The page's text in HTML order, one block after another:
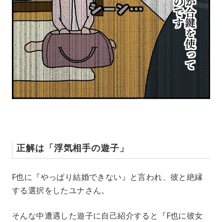
正解は「浮気相手の遊子」
F也に『やっぱり結婚できない』と言われ、彼と絶縁
する選択をしたユナさん。
そんな中遭遇した遊子に自己紹介すると『F也に彼女